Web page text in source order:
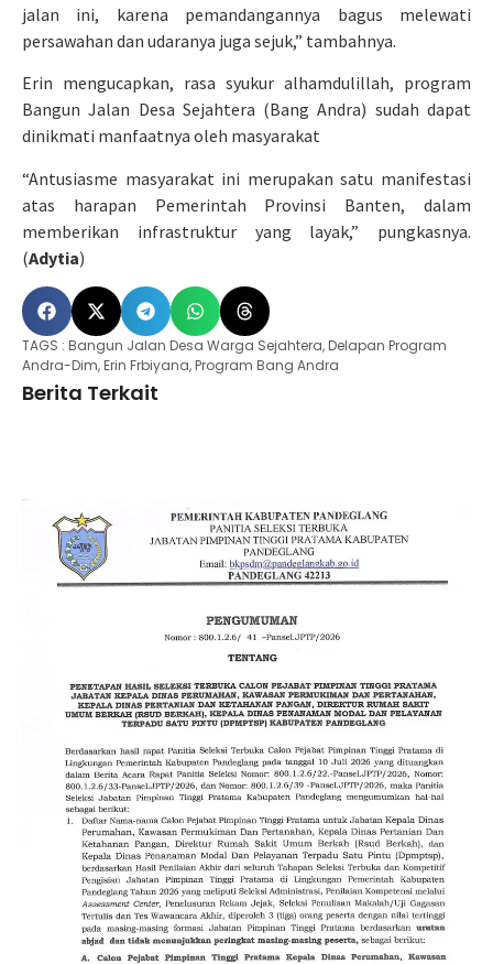
jalan ini, karena pemandangannya bagus melewati
persawahan dan udaranya juga sejuk,” tambahnya.
Erin mengucapkan, rasa syukur alhamdulillah, program
Bangun Jalan Desa Sejahtera (Bang Andra) sudah dapat
dinikmati manfaatnya oleh masyarakat
“Antusiasme masyarakat ini merupakan satu manifestasi
atas harapan Pemerintah Provinsi Banten, dalam
memberikan infrastruktur yang layak,” pungkasnya.
(Adytia)
TAGS : Bangun Jalan Desa Warga Sejahtera,Delapan Program
Andra-Dim,Erin Frbiyana,Program Bang Andra
Berita Terkait